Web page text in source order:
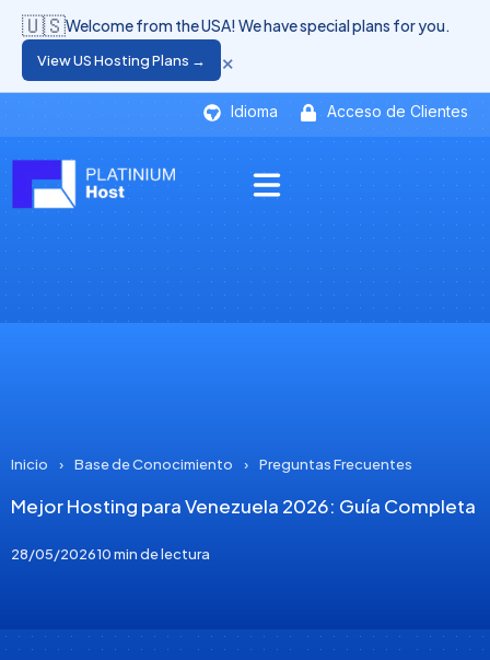
Idioma Acceso de Clientes
🇺🇸Welcome from the USA! We have special plans for you.
View US Hosting Plans → ×
Inicio › Base de Conocimiento › Preguntas Frecuentes
Mejor Hosting para Venezuela 2026: Guía Completa
28/05/202610 min de lectura